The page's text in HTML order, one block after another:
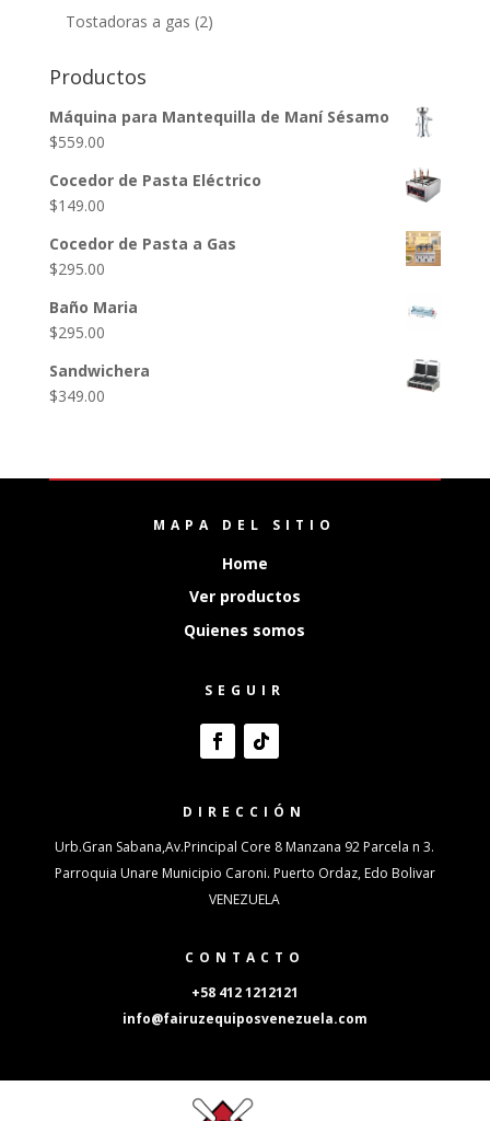
Tostadoras a gas (2)
Productos
Máquina para Mantequilla de Maní Sésamo
$559.00
Cocedor de Pasta Eléctrico
$149.00
Cocedor de Pasta a Gas
$295.00
Baño Maria
$295.00
Sandwichera
$349.00
MAPA DEL SITIO
Home
Ver productos
Quienes somos
SEGUIR
DIRECCIÓN
Urb.Gran Sabana,Av.Principal Core 8 Manzana 92 Parcela n 3.
Parroquia Unare Municipio Caroni. Puerto Ordaz, Edo Bolivar
VENEZUELA
CONTACTO
+58 412 1212121
info@fairuzequiposvenezuela.com